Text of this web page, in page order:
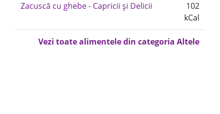
Zacuscă cu ghebe - Capricii și Delicii
102
kCal
Vezi toate alimentele din categoria Altele